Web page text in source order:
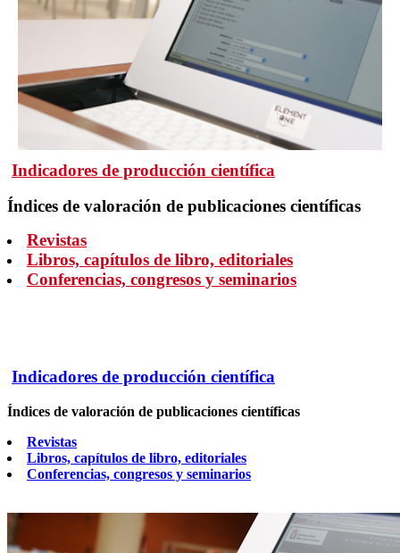
Indicadores de producción científica
Índices de valoración de publicaciones científicas
Revistas
Libros, capítulos de libro, editoriales
Conferencias, congresos y seminarios
Indicadores de producción científica
Índices de valoración de publicaciones científicas
Revistas
Libros, capítulos de libro, editoriales
Conferencias, congresos y seminarios